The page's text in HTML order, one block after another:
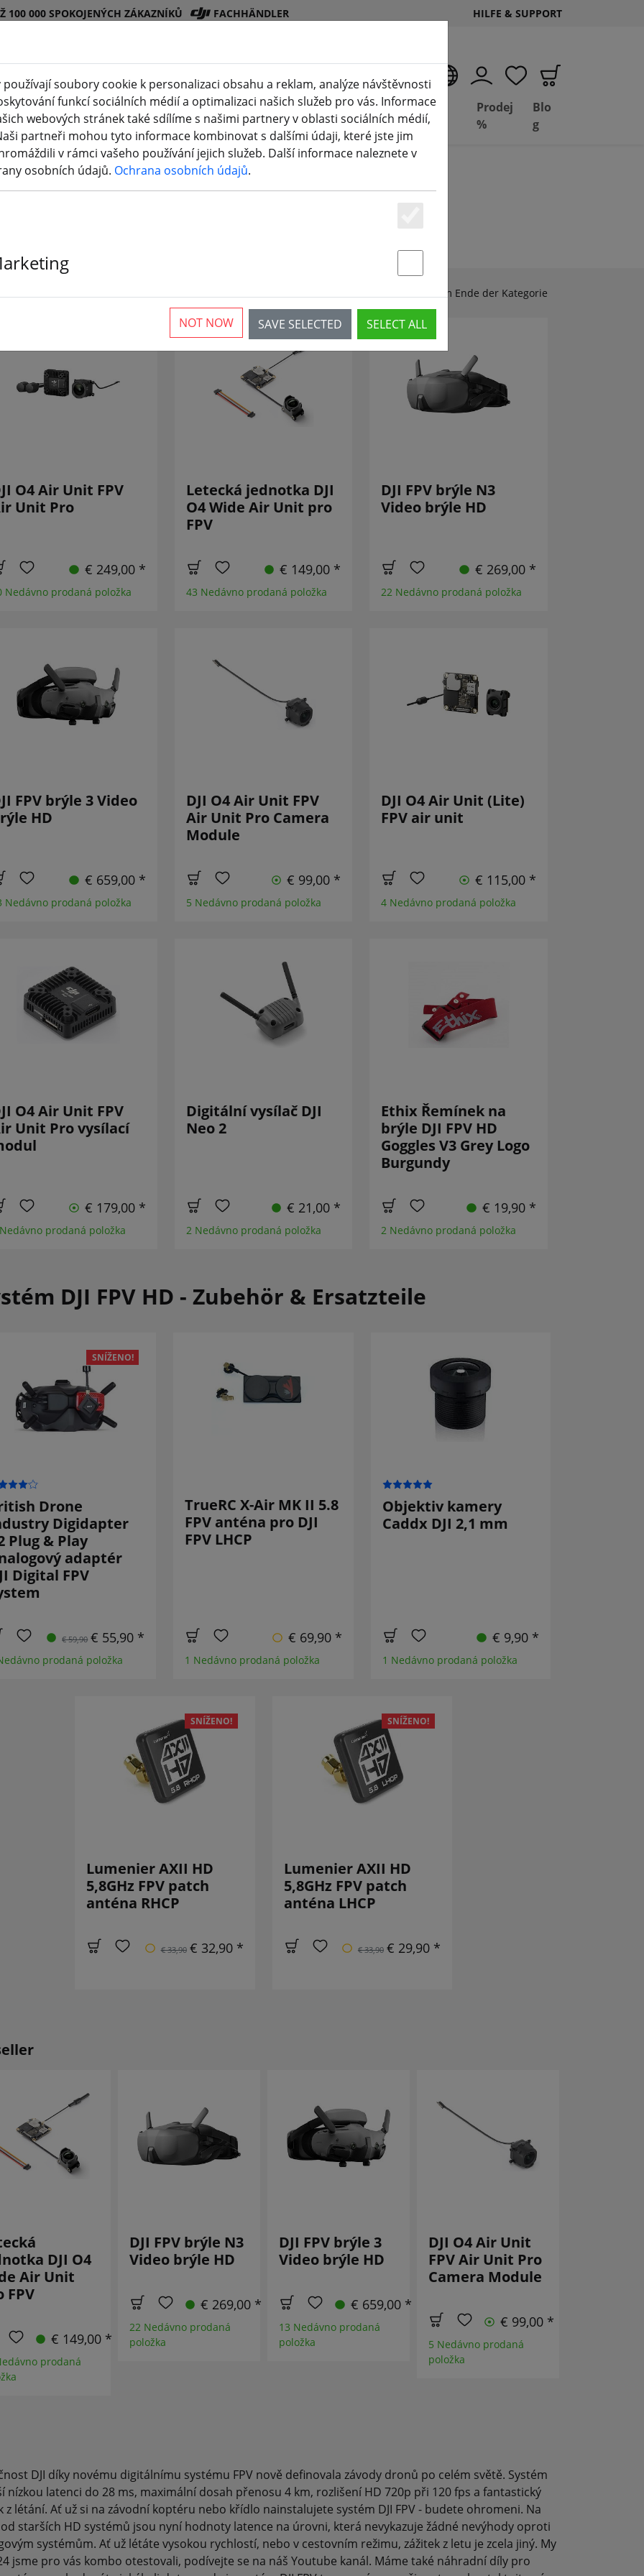
100 000 SPOKOJENÝCH ZÁKAZNÍKŮ FACHHÄNDLER HILFE & SUPPORT
Obchod
DJI(aktuelle Seite)
Bateri
e
Vrtul
e
Příslušenstv
í
3D
tisk
Deal
Depot
Basil
FPV
Prodej
%
Blo
g
Zubehör & Ersatzteile am Ende der Kategorie
O4 Air Unit FPV
Unit Pro
€ 249,00 *
Nedávno prodaná položka
Letecká jednotka DJI
O4 Wide Air Unit pro
FPV
€ 149,00 *
43 Nedávno prodaná položka
DJI FPV brýle N3
Video brýle HD
€ 269,00 *
22 Nedávno prodaná položka
FPV brýle 3 Video
HD
€ 659,00 *
Nedávno prodaná položka
DJI O4 Air Unit FPV
Air Unit Pro Camera
Module
€ 99,00 *
5 Nedávno prodaná položka
DJI O4 Air Unit (Lite)
FPV air unit
€ 115,00 *
4 Nedávno prodaná položka
O4 Air Unit FPV
Unit Pro vysílací
€ 179,00 *
prodaná položka
Digitální vysílač DJI
Neo 2
€ 21,00 *
2 Nedávno prodaná položka
Ethix Řemínek na
brýle DJI FPV HD
Goggles V3 Grey Logo
Burgundy
€ 19,90 *
2 Nedávno prodaná položka
DJI FPV HD - Zubehör & Ersatzteile
SNÍŽENO!
Drone
Digidapter
Plug & Play
adaptér
Digital FPV
€ 59,90 € 55,90 *
prodaná položka
TrueRC X-Air MK II 5.8
FPV anténa pro DJI
FPV LHCP
€ 69,90 *
1 Nedávno prodaná položka
Objektiv kamery
Caddx DJI 2,1 mm
€ 9,90 *
1 Nedávno prodaná položka
SNÍŽENO!
Lumenier AXII HD
5,8GHz FPV patch
anténa RHCP
€ 33,90 € 32,90 *
SNÍŽENO!
Lumenier AXII HD
5,8GHz FPV patch
anténa LHCP
€ 33,90 € 29,90 *
DJI O4
Air Unit
FPV
€ 149,00 *
prodaná
DJI FPV brýle N3
Video brýle HD
€ 269,00 *
22 Nedávno prodaná
položka
DJI FPV brýle 3
Video brýle HD
€ 659,00 *
13 Nedávno prodaná
položka
DJI O4 Air Unit
FPV Air Unit Pro
Camera Module
€ 99,00 *
5 Nedávno prodaná
položka
DJI díky novému digitálnímu systému FPV nově definovala závody dronů po celém světě. Systém
nízkou latenci do 28 ms, maximální dosah přenosu 4 km, rozlišení HD 720p při 120 fps a fantastický
z létání. Ať už si na závodní koptéru nebo křídlo nainstalujete systém DJI FPV - budete ohromeni. Na
starších HD systémů jsou nyní hodnoty latence na úrovni, která nevykazuje žádné nevýhody oproti
systémům. Ať už létáte vysokou rychlostí, nebo v cestovním režimu, zážitek z letu je zcela jiný. My
jsme pro vás kombo otestovali, podívejte se na náš Youtube kanál. Máme také náhradní díly pro
soubory cookie k personalizaci obsahu a reklam, analýze návštěvnosti
funkcí sociálních médií a optimalizaci našich služeb pro vás. Informace
webových stránek také sdílíme s našimi partnery v oblasti sociálních médií,
partneři mohou tyto informace kombinovat s dalšími údaji, které jste jim
v rámci vašeho používání jejich služeb. Další informace naleznete v
osobních údajů. Ochrana osobních údajů.
SAVE SELECTED SELECT ALL
NOT NOW